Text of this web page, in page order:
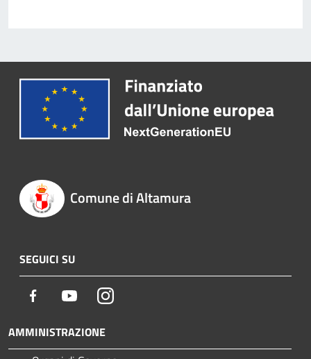
Comune di Altamura
SEGUICI SU
Facebook YoutubeInstagram
AMMINISTRAZIONE